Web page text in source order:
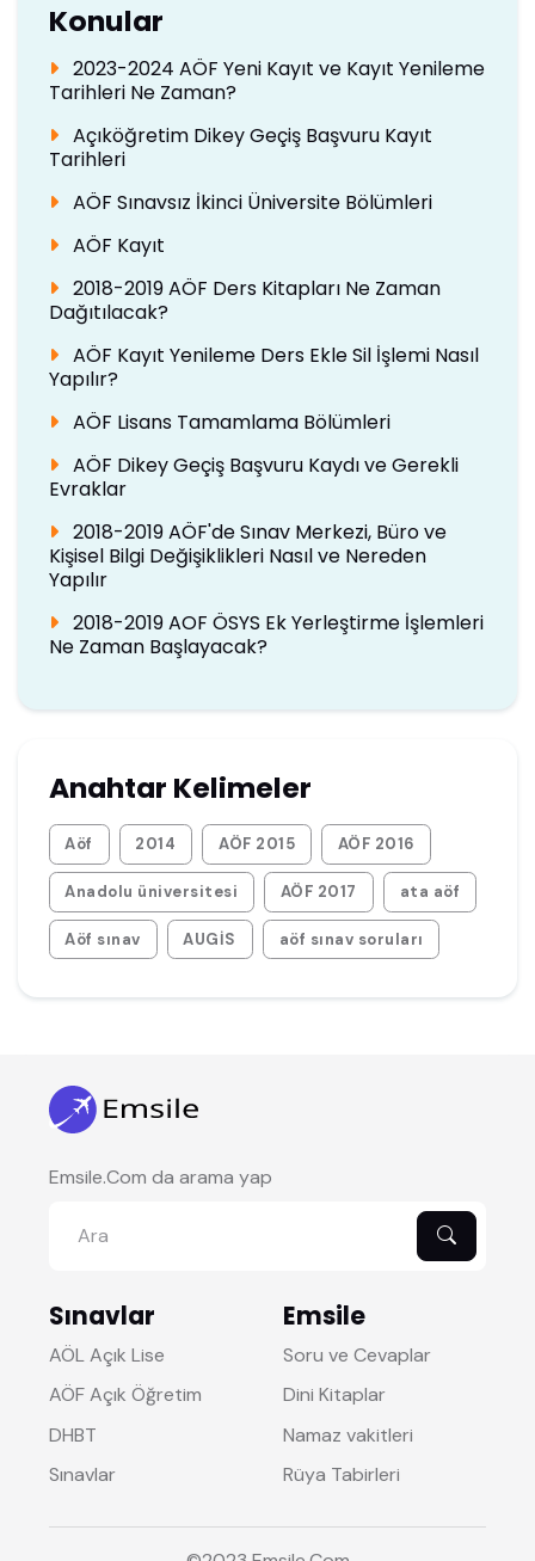
Konular
2023-2024 AÖF Yeni Kayıt ve Kayıt Yenileme
Tarihleri Ne Zaman?
Açıköğretim Dikey Geçiş Başvuru Kayıt
Tarihleri
AÖF Sınavsız İkinci Üniversite Bölümleri
AÖF Kayıt
2018-2019 AÖF Ders Kitapları Ne Zaman
Dağıtılacak?
AÖF Kayıt Yenileme Ders Ekle Sil İşlemi Nasıl
Yapılır?
AÖF Lisans Tamamlama Bölümleri
AÖF Dikey Geçiş Başvuru Kaydı ve Gerekli
Evraklar
2018-2019 AÖF'de Sınav Merkezi, Büro ve
Kişisel Bilgi Değişiklikleri Nasıl ve Nereden
Yapılır
2018-2019 AOF ÖSYS Ek Yerleştirme İşlemleri
Ne Zaman Başlayacak?
Anahtar Kelimeler
Aöf 2014 AÖF 2015 AÖF 2016
Anadolu üniversitesi AÖF 2017 ata aöf
Aöf sınav AUGİS aöf sınav soruları
Emsile.Com da arama yap
Sınavlar
AÖL Açık Lise
AÖF Açık Öğretim
DHBT
Sınavlar
Emsile
Soru ve Cevaplar
Dini Kitaplar
Namaz vakitleri
Rüya Tabirleri